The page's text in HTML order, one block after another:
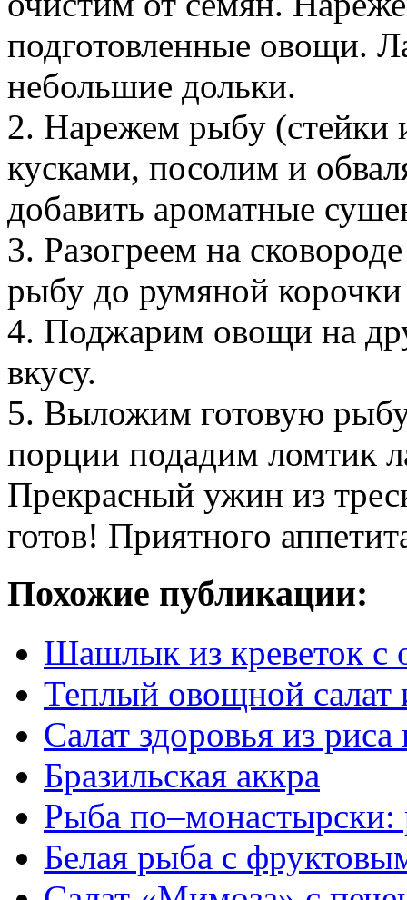
подготовленные овощи.
небольшие дольки.
2. Нарежем рыбу
кусками, посолим и
добавить ароматные
3. Разогреем на
рыбу до румяной
4. Поджарим овощи на
вкусу.
5. Выложим готовую
порции подадим ломтик
Прекрасный ужин из
готов! Приятного
Похожие публикации:
Шашлык из креветок с
Теплый овощной салат
Салат здоровья из
Бразильская аккра
Рыба по–монастырски:
Белая рыба с